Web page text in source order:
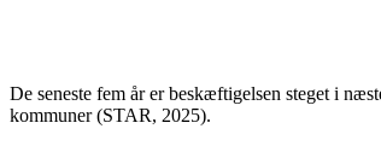
De seneste fem år er beskæftigelsen steget i
kommuner (STAR, 2025).